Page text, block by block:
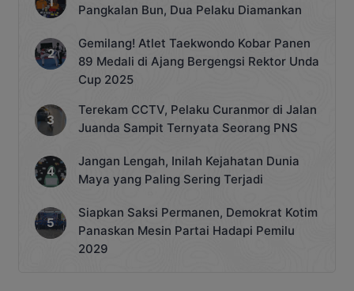
Pangkalan Bun, Dua Pelaku Diamankan
Gemilang! Atlet Taekwondo Kobar Panen
89 Medali di Ajang Bergengsi Rektor Unda
Cup 2025
Terekam CCTV, Pelaku Curanmor di Jalan
Juanda Sampit Ternyata Seorang PNS
Jangan Lengah, Inilah Kejahatan Dunia
Maya yang Paling Sering Terjadi
Siapkan Saksi Permanen, Demokrat Kotim
Panaskan Mesin Partai Hadapi Pemilu
2029